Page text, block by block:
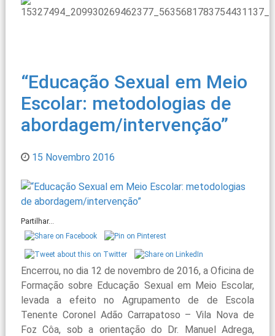
“Educação Sexual em Meio
Escolar: metodologias de
abordagem/intervenção”
15 Novembro 2016
Partilhar...
Encerrou, no dia 12 de novembro de 2016, a Oficina de
Formação sobre Educação Sexual em Meio Escolar,
levada a efeito no Agrupamento de de Escola
Tenente Coronel Adão Carrapatoso – Vila Nova de
Foz Côa, sob a orientação do Dr. Manuel Adrega,